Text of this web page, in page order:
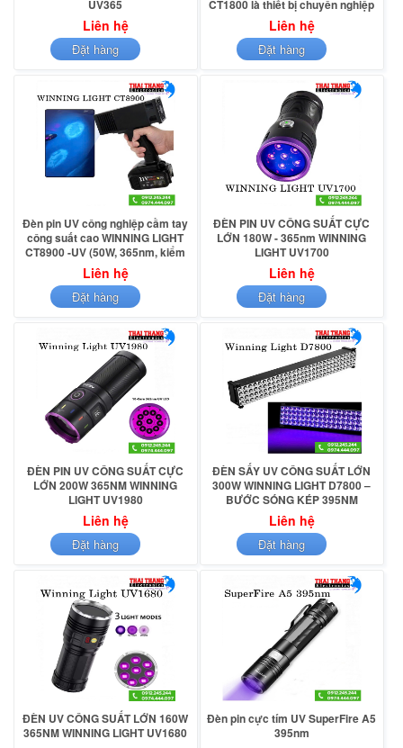
UV365
Liên hệ
Đặt hàng
CT1800 là thiết bị chuyên nghiệp
cho kiểm tra sơn ô tô, sấy khô keo
UV
Liên hệ
Đặt hàng
Đèn pin UV công nghiệp cầm tay
công suất cao WINNING LIGHT
CT8900 -UV (50W, 365nm, kiểm
tra sơn xe ô tô, sấy khô Sơn UV,
keo UV)
Liên hệ
Đặt hàng
ĐÈN PIN UV CÔNG SUẤT CỰC
LỚN 180W - 365nm WINNING
LIGHT UV1700
Liên hệ
Đặt hàng
ĐÈN PIN UV CÔNG SUẤT CỰC
LỚN 200W 365NM WINNING
LIGHT UV1980
Liên hệ
Đặt hàng
ĐÈN SẤY UV CÔNG SUẤT LỚN
300W WINNING LIGHT D7800 –
BƯỚC SÓNG KÉP 395NM
Liên hệ
Đặt hàng
ĐÈN UV CÔNG SUẤT LỚN 160W
365NM WINNING LIGHT UV1680
Đèn pin cực tím UV SuperFire A5
395nm